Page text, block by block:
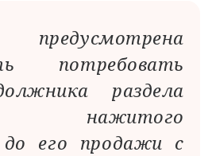
потребовать
раздела
нажитого
его продажи с